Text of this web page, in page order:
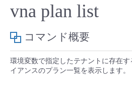
クラウド/サーバー
ネットワーク
IoT
データ利活用
クラウド/サーバー
ネットワーク
料金情報
料金シミュレーター
データ利活用
■ 管理機能
vna plan list
コマンド概要
環境変数で指定したテナントに存在
イアンスのプラン一覧を表示します。